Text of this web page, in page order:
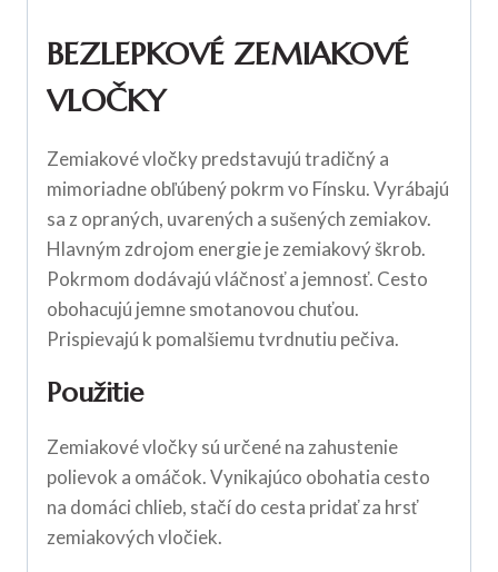
BEZLEPKOVÉ ZEMIAKOVÉ
VLOČKY
Zemiakové vločky predstavujú tradičný a
mimoriadne obľúbený pokrm vo Fínsku. Vyrábajú
sa z opraných, uvarených a sušených zemiakov.
Hlavným zdrojom energie je zemiakový škrob.
Pokrmom dodávajú vláčnosť a jemnosť. Cesto
obohacujú jemne smotanovou chuťou.
Prispievajú k pomalšiemu tvrdnutiu pečiva.
Použitie
Zemiakové vločky sú určené na zahustenie
polievok a omáčok. Vynikajúco obohatia cesto
na domáci chlieb, stačí do cesta pridať za hrsť
zemiakových vločiek.